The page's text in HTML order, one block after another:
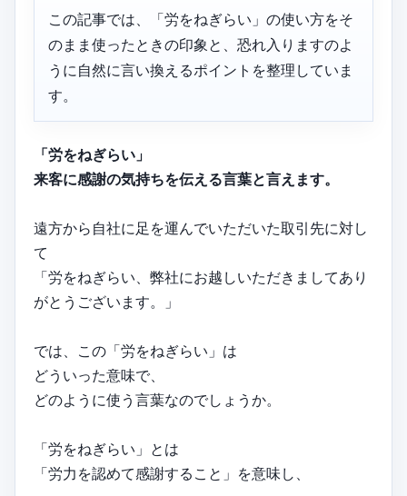
この記事では、「労をねぎらい」の使い方をそ
のまま使ったときの印象と、恐れ入りますのよ
うに自然に言い換えるポイントを整理していま
す。
「労をねぎらい」
来客に感謝の気持ちを伝える言葉と言えます。
遠方から自社に足を運んでいただいた取引先に対し
て
「労をねぎらい、弊社にお越しいただきましてあり
がとうございます。」
では、この「労をねぎらい」は
どういった意味で、
どのように使う言葉なのでしょうか。
「労をねぎらい」とは
「労力を認めて感謝すること」を意味し、